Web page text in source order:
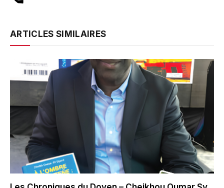
ARTICLES SIMILAIRES